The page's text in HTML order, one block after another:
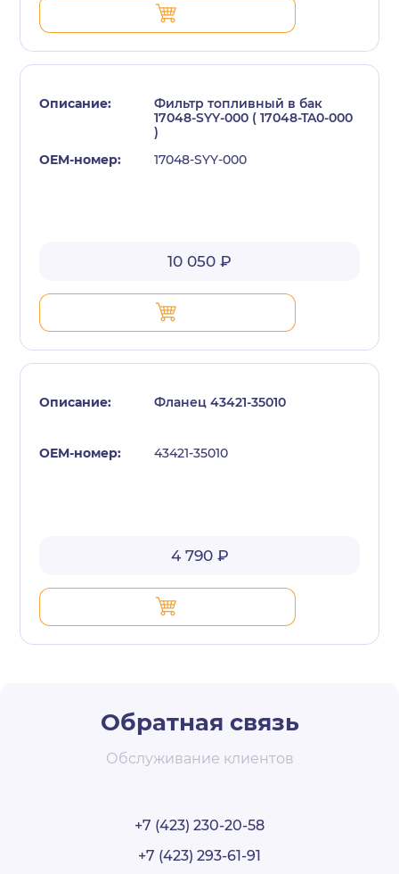
Фильтр топливный в бак
17048-SYY-000 ( 17048-TA0-000
)
17048-SYY-000
10 050 ₽
Фланец 43421-35010
43421-35010
4 790 ₽
Обратная связь
Обслуживание клиентов
+7 (423) 230-20-58
+7 (423) 293-61-91